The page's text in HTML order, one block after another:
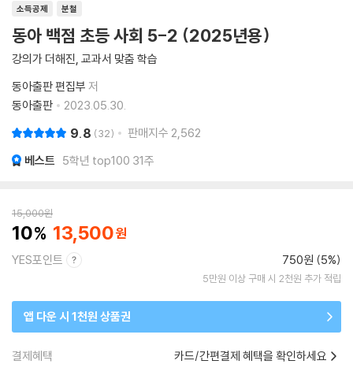
소득공제 분철
동아 백점 초등 사회 5-2 (2025년용)
강의가 더해진, 교과서 맞춤 학습
동아출판 편집부 저
동아출판
2023.05.30.
9.8 32 판매지수 2,562
베스트 5학년 top100 31주
15,000원
10 13,500
YES포인트 750원 (5%)
5만원 이상 구매 시 2천원 추가 적립
앱 다운 시 1천원 상품권
결제혜택 카드/간편결제 혜택을 확인하세요